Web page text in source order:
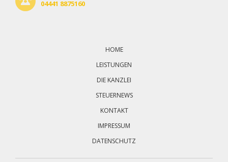
04441 8875160
HOME
LEISTUNGEN
DIE KANZLEI
STEUERNEWS
KONTAKT
IMPRESSUM
DATENSCHUTZ